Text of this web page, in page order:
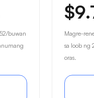
/buwan
Magre-
sa loob ng
oras.